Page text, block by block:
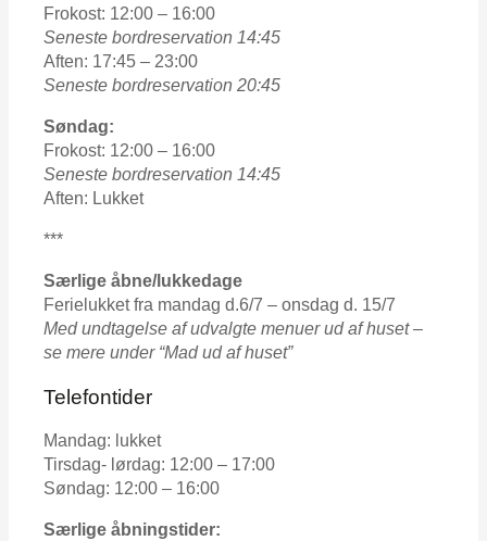
Frokost: 12:00 – 16:00
Seneste bordreservation 14:45
Aften: 17:45 – 23:00
Seneste bordreservation 20:45
Søndag:
Frokost: 12:00 – 16:00
Seneste bordreservation 14:45
Aften: Lukket
***
Særlige åbne/lukkedage
Ferielukket fra mandag d.6/7 – onsdag d. 15/7
Med undtagelse af udvalgte menuer ud af huset –
se mere under “Mad ud af huset”
Telefontider
Mandag: lukket
Tirsdag- lørdag: 12:00 – 17:00
Søndag: 12:00 – 16:00
Særlige åbningstider: